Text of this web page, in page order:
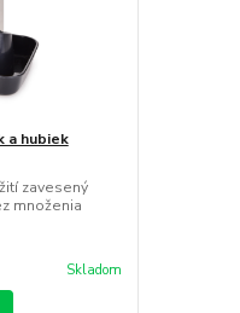
a hubiek
zavesený
množenia
Skladom